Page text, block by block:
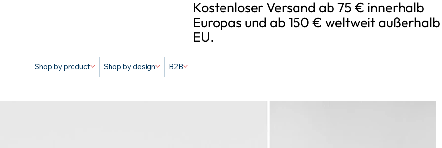
Shop by product Shop by design B2B
Kostenloser Versand ab 75 € innerhalb
Europas und ab 150 € weltweit
EU.